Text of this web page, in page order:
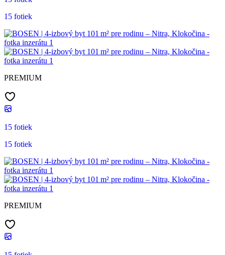
15 fotiek
PREMIUM
15 fotiek
15 fotiek
PREMIUM